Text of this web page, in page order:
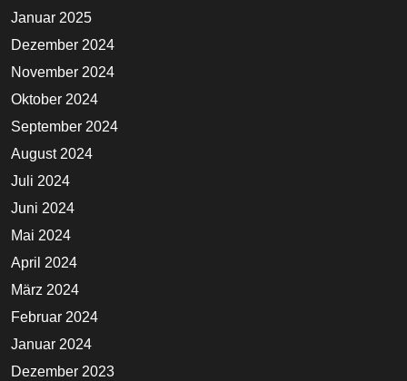
Januar 2025
Dezember 2024
November 2024
Oktober 2024
September 2024
August 2024
Juli 2024
Juni 2024
Mai 2024
April 2024
März 2024
Februar 2024
Januar 2024
Dezember 2023